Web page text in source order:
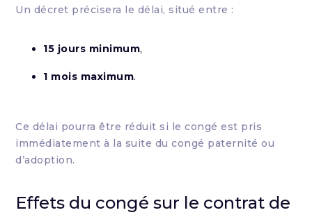
Un décret précisera le délai, situé entre :
15 jours minimum,
1 mois maximum.
Ce délai pourra être réduit si le congé est pris
immédiatement à la suite du congé paternité ou
d’adoption.
Effets du congé sur le contrat de